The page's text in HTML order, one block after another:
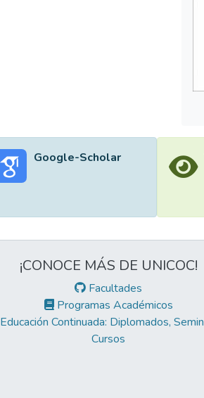
Google-Scholar
¡CONOCE MÁS DE UNICOC!
Facultades
Programas Académicos
Educación Continuada: Diplomados,
Cursos